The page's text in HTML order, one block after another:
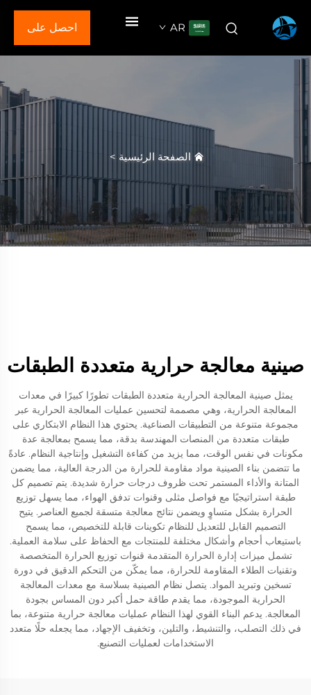
AR احصل على
الصفحة الرئيسية>
صينية معالجة حرارية متعددة الطبقات
يمثل صينية المعالجة الحرارية متعددة الطبقات تطورًا كبيرًا في معدات
المعالجة الحرارية، وهي مصممة لتحسين عمليات المعالجة الحرارية عبر
مجموعة متنوعة من التطبيقات الصناعية. يحتوي هذا النظام الابتكاري على
طبقات متعددة من المنصات المهندسة بدقة، مما يسمح بمعالجة عدة
مكونات في نفس الوقت، مما يزيد من كفاءة التشغيل وإنتاجية النظام. عادةً
ما تتضمن بناء الصينية مواد مقاومة للحرارة من الدرجة العالية، مما يضمن
المتانة والأداء المستمر تحت ظروف درجات حرارة شديدة. يتم تصميم كل
طبقة استراتيجيًا مع فواصل مثلى وقنوات تدفق الهواء، مما يسهل توزيع
الحرارة بشكل متساوٍ ويضمن نتائج معالجة متسقة لجميع العناصر. يتيح
التصميم القابل للتعديل للنظام تكوينات قابلة للتخصيص، مما يسمح
باستيعاب أحجام وأشكال مختلفة للمنتجات مع الحفاظ على سلامة العملية.
تشمل ميزات إدارة الحرارة المتقدمة قنوات توزيع الحرارة المتخصصة
وتقنيات الطلاء المقاومة للحرارة، مما يمكّن من التحكم الدقيق في دورة
تسخين وتبريد المواد. يتصل نظام الصينية بسلاسة مع معدات المعالجة
الحرارية الموجودة، مما يقدم طاقة حمل أكبر دون المساس بجودة
المعالجة. يدعم البناء القوي لهذا النظام عمليات معالجة حرارية متنوعة، بما
في ذلك التصلب، والتنشيط، والتلين، وتخفيف الإجهاد، مما يجعله حلًا متعدد
الاستخدامات لعمليات التصنيع.